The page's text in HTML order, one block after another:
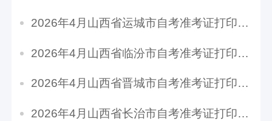
2026年4月山西省运城市自考准考证打印时间：4月...
2026年4月山西省临汾市自考准考证打印时间：4月...
2026年4月山西省晋城市自考准考证打印时间：4月...
2026年4月山西省长治市自考准考证打印时间：4月...